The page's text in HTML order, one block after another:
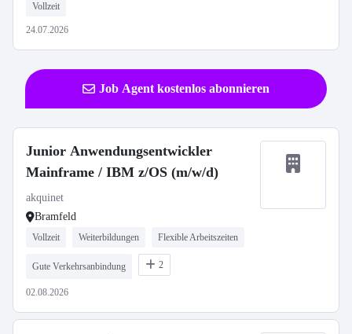
Vollzeit
24.07.2026
Job Agent kostenlos abonnieren
Junior Anwendungsentwickler
Mainframe / IBM z/OS (m/w/d)
akquinet
Bramfeld
Vollzeit Weiterbildungen Flexible Arbeitszeiten
Gute Verkehrsanbindung 2
02.08.2026